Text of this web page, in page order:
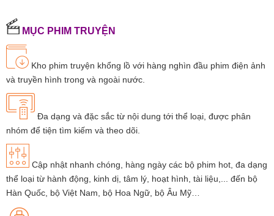
MỤC PHIM TRUYỆN
Kho phim truyện khổng lồ với hàng nghìn đầu phim điện ảnh
và truyền hình trong và ngoài nước.
Đa dạng và đặc sắc từ nội dung tới thể loại, được phân
nhóm để tiện tìm kiếm và theo dõi.
Cập nhật nhanh chóng, hàng ngày các bộ phim hot, đa dạng
thể loại từ hành động, kinh dị, tâm lý, hoạt hình, tài liệu,... đến bộ
Hàn Quốc, bộ Việt Nam, bộ Hoa Ngữ, bộ Âu Mỹ…